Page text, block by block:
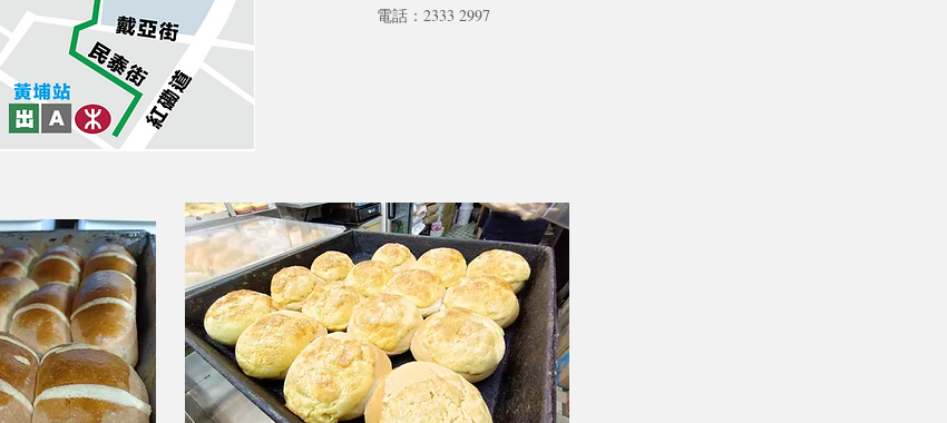
電話：2333 2997